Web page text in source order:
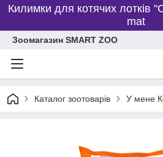
Килимки для котячих лотків
mat
Зоомагазин SMART ZOO
Каталог зоотоварів У мене